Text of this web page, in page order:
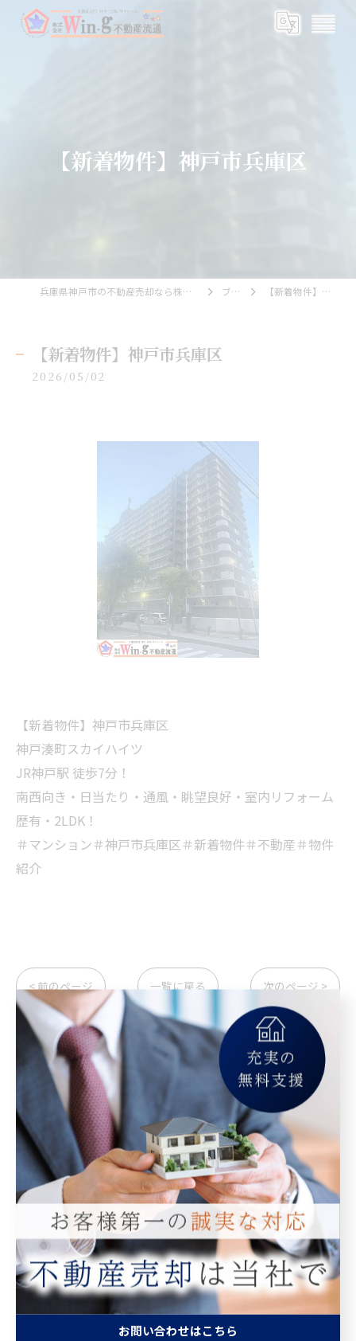
【新着物件】神戸市兵庫区
兵庫県神戸市の不動産売却なら株式会社Wing不動産流通 ブログ 【新着物件】神戸市兵庫区
【新着物件】神戸市兵庫区
2026/05/02
【新着物件】神戸市兵庫区
神戸湊町スカイハイツ
JR神戸駅 徒歩7分！
南西向き・日当たり・通風・眺望良好・室内リフォーム
歴有・2LDK！
＃マンション＃神戸市兵庫区＃新着物件＃不動産＃物件
紹介
< 前のページ 一覧に戻る 次のページ >
カテゴリー Categories
全てのカテゴリー
マンション
空き家
相続
査定
買取
最近の投稿 Recent Posts
お問い合わせはこちら